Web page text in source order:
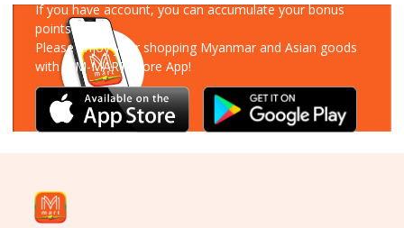
If you have account, you can accumulate your bonus
points!
Please enjoy your shopping Myanmar and Asian goods
with MM-MART Store App!